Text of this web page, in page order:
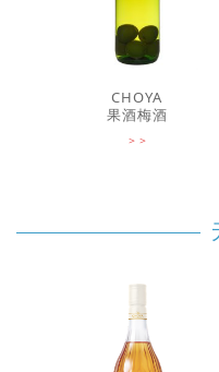
CHOYA
果酒梅酒